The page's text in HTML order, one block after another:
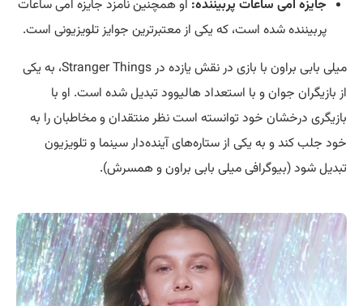
جایزه امی ساعات پربیننده: او همچنین نامزد جایزه امی ساعات
پربیننده شده است، که یکی از معتبرترین جوایز تلویزیونی است.
میلی بابی براون با بازی در نقش یازده در Stranger Things، به یکی
از بازیگران جوان و با استعداد هالیوود تبدیل شده است. او با
بازیگری درخشان خود توانسته است نظر منتقدان و مخاطبان را به
خود جلب کند و به یکی از ستاره‌های آینده‌دار سینما و تلویزیون
تبدیل شود (بیوگرافی میلی بابی براون و همسرش).